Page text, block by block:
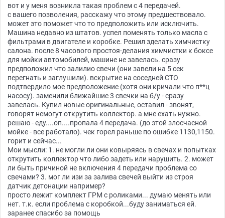
вот и у меня возникла такая проблем с 4 передачей.
с вашего позволения, расскажу что этому предшествовало.
может это поможет что то предположить или исключить.
Машина недавно из штатов. успел поменять только масла с
фильтрами в двигателе и коробке. Решил зделать химчистку
салона. после 8 часового простоя-делания химчистки к боксе
для мойки автомобилей, машине не завелась. сразу
предположил что залилио свечи (они завели на 5 сек
перегнать и заглушили). вскрытие на соседней СТО
подтвердило мое предположение (хотя они кричали что п**ц
насосу). заменили ближайшие 3 свечки на б/у - сразу
завелась. Купил новые оригинальные, оставил - звонят,
говорят немогут открутить коллектор. а мне ехать нужно.
решаю - еду....оп....пропала 4 передача. (до этой злосчасной
мойке - все работало). чек горел раньше по ошибке 1130,1150.
горит и сейчас...
Мои мысли: 1. не могли ли они ковыряясь в свечах и попытках
открутить коллектор что либо задеть или нарушить. 2. может
ли быть причиной не включения 4 передачи проблема со
свечами? 3. мог ли изи за залива свечей выйти из строя
датчик детонации например?
просто лежит комплект ГРМ с роликами... думаю менять или
нет. т.к. если проблема с коробкой...буду заниматься ей.
заранее спасибо за помощь